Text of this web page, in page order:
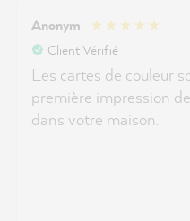
Anonym
Client Vérifié
Les cartes de couleur
première impression
dans votre maison.